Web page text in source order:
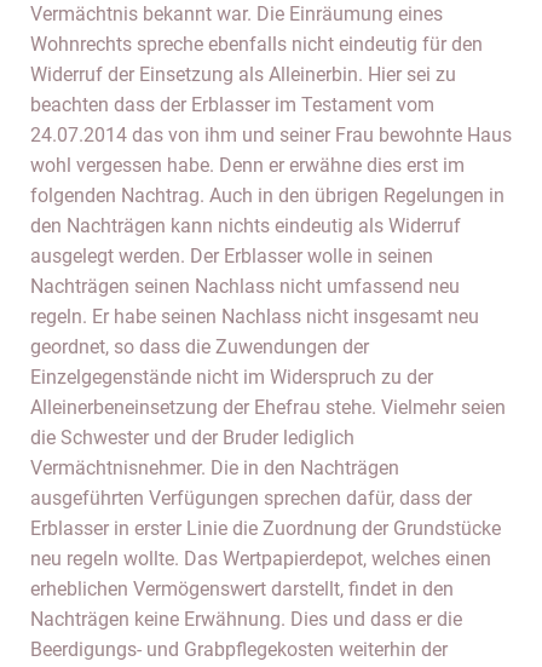
Vermächtnis bekannt war. Die Einräumung eines
Wohnrechts spreche ebenfalls nicht eindeutig für den
Widerruf der Einsetzung als Alleinerbin. Hier sei zu
beachten dass der Erblasser im Testament vom
24.07.2014 das von ihm und seiner Frau bewohnte Haus
wohl vergessen habe. Denn er erwähne dies erst im
folgenden Nachtrag. Auch in den übrigen Regelungen in
den Nachträgen kann nichts eindeutig als Widerruf
ausgelegt werden. Der Erblasser wolle in seinen
Nachträgen seinen Nachlass nicht umfassend neu
regeln. Er habe seinen Nachlass nicht insgesamt neu
geordnet, so dass die Zuwendungen der
Einzelgegenstände nicht im Widerspruch zu der
Alleinerbeneinsetzung der Ehefrau stehe. Vielmehr seien
die Schwester und der Bruder lediglich
Vermächtnisnehmer. Die in den Nachträgen
ausgeführten Verfügungen sprechen dafür, dass der
Erblasser in erster Linie die Zuordnung der Grundstücke
neu regeln wollte. Das Wertpapierdepot, welches einen
erheblichen Vermögenswert darstellt, findet in den
Nachträgen keine Erwähnung. Dies und dass er die
Beerdigungs- und Grabpflegekosten weiterhin der